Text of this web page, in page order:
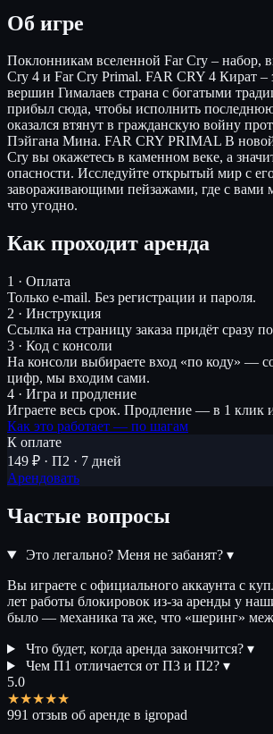
Об игре
Поклонникам вселенной Far Cry – набор,
Cry 4 и Far Cry Primal. FAR CRY 4 Кират –
вершин Гималаев страна с богатыми
прибыл сюда, чтобы исполнить
оказался втянут в гражданскую войну
Пэйгана Мина. FAR CRY PRIMAL В
Cry вы окажетесь в каменном веке, а
опасности. Исследуйте открытый мир с
завораживающими пейзажами, где с вами
что угодно.
Как проходит аренда
1 · Оплата
Только e-mail. Без регистрации и пароля.
2 · Инструкция
Ссылка на страницу заказа придёт сразу
3 · Код с консоли
На консоли выбираете вход «по коду» —
цифр, мы входим сами.
4 · Игра и продление
Играете весь срок. Продление — в 1 клик
Как это работает — по шагам
К оплате
149 ₽ · П2 · 7 дней
Арендовать
Частые вопросы
Это легально? Меня не забанят? ▾
Вы играете с официального аккаунта с
лет работы блокировок из-за аренды у
было — механика та же, что «шеринг»
Что будет, когда аренда закончится? ▾
Чем П1 отличается от П3 и П2? ▾
5.0
★★★★★
991 отзыв об аренде в igropad